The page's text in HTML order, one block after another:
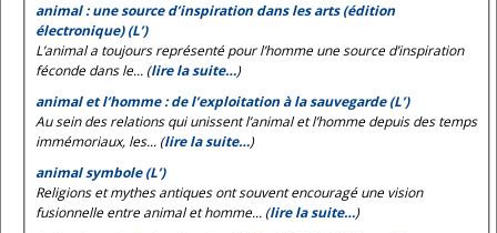
animal : une source d’inspiration dans les arts (édition
électronique) (L’)
L’animal a toujours représenté pour l’homme une source d’inspiration
féconde dans le... (lire la suite…)
animal et l’homme : de l’exploitation à la sauvegarde (L’)
Au sein des relations qui unissent l’animal et l’homme depuis des temps
immémoriaux, les... (lire la suite…)
animal symbole (L’)
Religions et mythes antiques ont souvent encouragé une vision
fusionnelle entre animal et homme... (lire la suite…)